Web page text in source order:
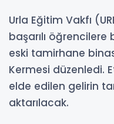
Urla Eğitim Vakfı
başarılı
eski tamirhane
Kermesi düzenledi.
elde edilen gelirin
aktarılacak.